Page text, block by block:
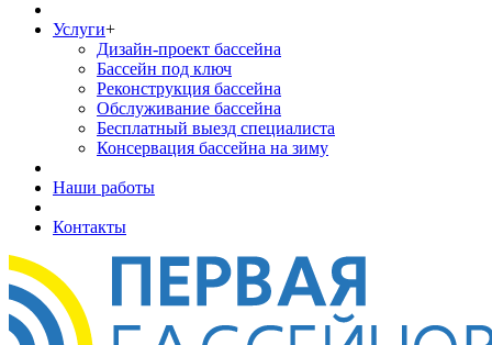
Услуги+
Дизайн-проект бассейна
Бассейн под ключ
Реконструкция бассейна
Обслуживание бассейна
Бесплатный выезд специалиста
Консервация бассейна на зиму
Наши работы
Контакты